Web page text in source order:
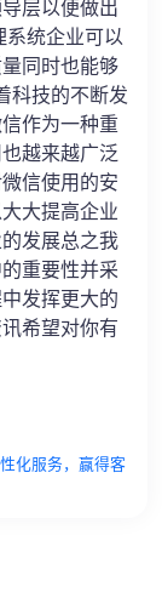
层以便做出
系统企业可以
同时也能够
科技的不断发
作为一种重
越来越广泛
信使用的安
大提高企业
发展总之我
重要性并采
发挥更大的
希望对你有
化服务，赢得客